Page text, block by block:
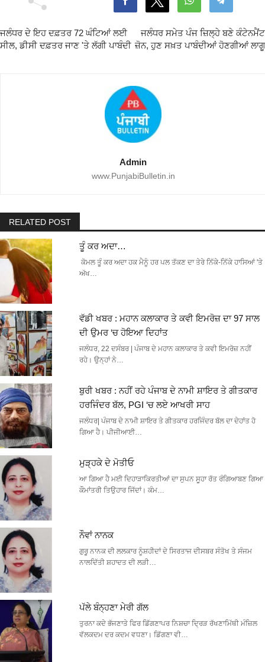
ਜਲੰਧਰ ਦੇ ਇਹ ਦਫ਼ਤਰ 72 ਘੰਟਿਆਂ ਲਈ
ਸੀਲ, ਡੀਸੀ ਦਫ਼ਤਰ ਜਾਣ 'ਤੇ ਲੱਗੀ ਪਾਬੰਦੀ
ਜਲੰਧਰ ਸਮੇਤ ਪੰਜ ਜ਼ਿਲ੍ਹੇ ਬਣੇ ਕੰਟੇਨਮੈਂਟ
ਜ਼ੋਨ, ਹੁਣ ਸਖ਼ਤ ਪਾਬੰਦੀਆਂ ਹੋਣਗੀਆਂ ਲਾਗੂ
Admin
www.PunjabiBulletin.in
RELATED POST
ਤੂੰ ਕਰ ਅਦਾ…
ਕੋਮਲ ਤੂੰ ਕਰ ਅਦਾ ਹਕ ਮੈਨੂੰ ਹਰ ਪਲ ਤੱਕਣ ਦਾ ਤੇਰੇ ਨਿੱਕੇ-ਨਿੱਕੇ ਹਾਸਿਆਂ 'ਤੇ
ਅੱਖ…
ਵੱਡੀ ਖਬਰ : ਮਹਾਨ ਕਲਾਕਾਰ ਤੇ ਕਵੀ ਇਮਰੋਜ਼ ਦਾ 97 ਸਾਲ
ਦੀ ਉਮਰ ‘ਚ ਹੋਇਆ ਦਿਹਾਂਤ
ਜਲੰਧਰ, 22 ਦਸੰਬਰ | ਪੰਜਾਬ ਦੇ ਮਹਾਨ ਕਲਾਕਾਰ ਤੇ ਕਵੀ ਇਮਰੋਜ਼ ਨਹੀਂ
ਰਹੇ। ਉਨ੍ਹਾਂ ਨੇ…
ਬੁਰੀ ਖਬਰ : ਨਹੀਂ ਰਹੇ ਪੰਜਾਬ ਦੇ ਨਾਮੀ ਸ਼ਾਇਰ ਤੇ ਗੀਤਕਾਰ
ਹਰਜਿੰਦਰ ਬੱਲ, PGI ‘ਚ ਲਏ ਆਖਰੀ ਸਾਹ
ਜਲੰਧਰ| ਪੰਜਾਬ ਦੇ ਨਾਮੀ ਸ਼ਾਇਰ ਤੇ ਗੀਤਕਾਰ ਹਰਜਿੰਦਰ ਬੱਲ ਦਾ ਦੇਹਾਂਤ ਹੋ
ਗਿਆ ਹੈ। ਪੀਜੀਆਈ…
ਮੁੜ੍ਹਕੇ ਦੇ ਮੋਤੀਓ
ਆ ਗਿਆ ਹੈ ਮਈ ਦਿਹਾੜਾਕਿਰਤੀਆਂ ਦਾ ਸੁਪਨ ਸੂਹਾ ਰੱਤ ਰੰਗਿਆਬਣ ਗਿਆ
ਕੌਮਾਂਤਰੀ ਤਿਉਹਾਰ ਜਿੱਦਾਂ। ਕੰਮ…
ਨੌਵਾਂ ਨਾਨਕ
ਗੁਰੂ ਨਾਨਕ ਦੀ ਲਲਕਾਰ ਨੂੰਸ਼ਹੀਦਾਂ ਦੇ ਸਿਰਤਾਜ ਦੀਸਬਰ ਸੰਤੋਖ ਤੇ ਸੰਜਮ
ਨਾਲਦਿੱਤੀ ਸ਼ਹਾਦਤ ਦੀ ਲੜੀ…
ਪੱਲੇ ਬੰਨ੍ਹਣਾ ਮੇਰੀ ਗੱਲ
ਤੁਰਨਾ ਕਦੇ ਭੱਜਣਾਤੇ ਫਿਰ ਡਿੱਗਣਾਪਰ ਨਿਸ਼ਚਾ ਦ੍ਰਿੜ ਰੱਖਣਾਮਿੱਥੀ ਮੰਜ਼ਿਲ
ਵੱਲਕਦਮ ਦਰ ਕਦਮ ਵਧਣਾ। ਡਿੱਗਣਾ ਵੀ…